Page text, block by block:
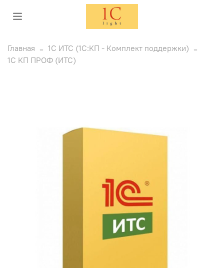
Главная
1C ИТС (1С:КП - Комплект поддержки)
1С КП ПРОФ (ИТС)